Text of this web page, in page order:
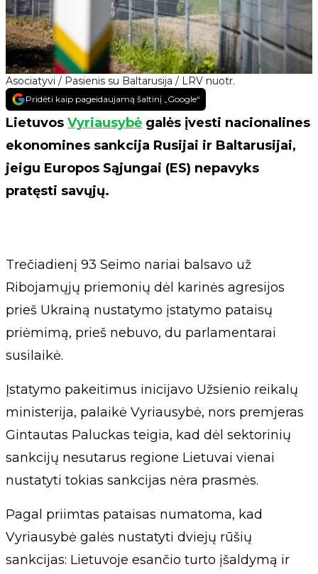
Asociatyvi / Pasienis su Baltarusija / LRV nuotr.
Pridėti kaip pageidaujamą šaltinį „Google“
Lietuvos Vyriausybė galės įvesti nacionalines
ekonomines sankcija Rusijai ir Baltarusijai,
jeigu Europos Sąjungai (ES) nepavyks
pratęsti savųjų.
Trečiadienį 93 Seimo nariai balsavo už
Ribojamųjų priemonių dėl karinės agresijos
prieš Ukrainą nustatymo įstatymo pataisų
priėmimą, prieš nebuvo, du parlamentarai
susilaikė.
Įstatymo pakeitimus inicijavo Užsienio reikalų
ministerija, palaikė Vyriausybė, nors premjeras
Gintautas Paluckas teigia, kad dėl sektorinių
sankcijų nesutarus regione Lietuvai vienai
nustatyti tokias sankcijas nėra prasmės.
Pagal priimtas pataisas numatoma, kad
Vyriausybė galės nustatyti dviejų rūšių
sankcijas: Lietuvoje esančio turto įšaldymą ir